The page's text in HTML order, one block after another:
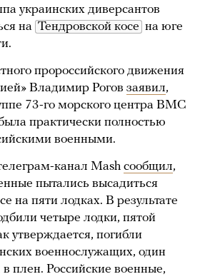
украинских диверсантов
на Тендровской косе на юге
пророссийского движения
Владимир Рогов заявил,
73-го морского центра ВМС
практически полностью
военными.
канал Mash сообщил,
пытались высадиться
на пяти лодках. В результате
четыре лодки, пятой
утверждается, погибли
военнослужащих, один
плен. Российские военные,